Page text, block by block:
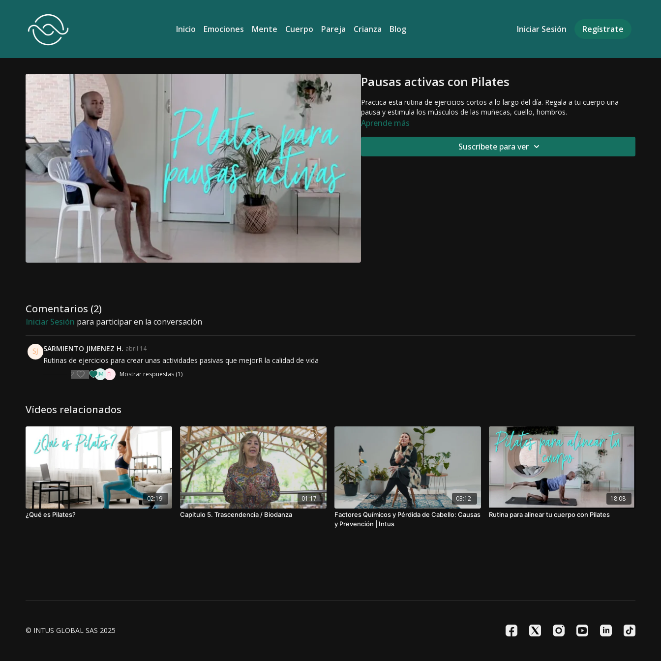
Inicio Emociones Mente Cuerpo Pareja Crianza Blog Iniciar Sesión Regístrate
Pausas activas con Pilates
Practica esta rutina de ejercicios cortos a lo largo del día. Regala a tu cuerpo una
pausa y estimula los músculos de las muñecas, cuello, hombros.
Aprende más
Suscríbete para ver
Comentarios (2)
Iniciar Sesión para participar en la conversación
SARMIENTO JIMENEZ H. abril 14
Rutinas de ejercicios para crear unas actividades pasivas que mejorR la calidad de vida
2 Mostrar respuestas (1)
Vídeos relacionados
02:19
¿Qué es Pilates?
01:17
Capitulo 5. Trascendencia / Biodanza
03:12
Factores Químicos y Pérdida de Cabello: Causas
y Prevención | Intus
18:08
Rutina para alinear tu cuerpo con Pilates
© INTUS GLOBAL SAS 2025